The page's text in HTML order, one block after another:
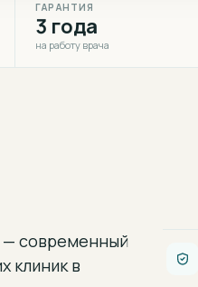
ГАРАНТИЯ
3 года
на работу врача
— современный
клиникв